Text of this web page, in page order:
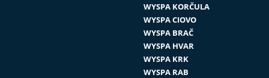
WYSPA KORČULA
WYSPA CIOVO
WYSPA BRAČ
WYSPA HVAR
WYSPA KRK
WYSPA RAB